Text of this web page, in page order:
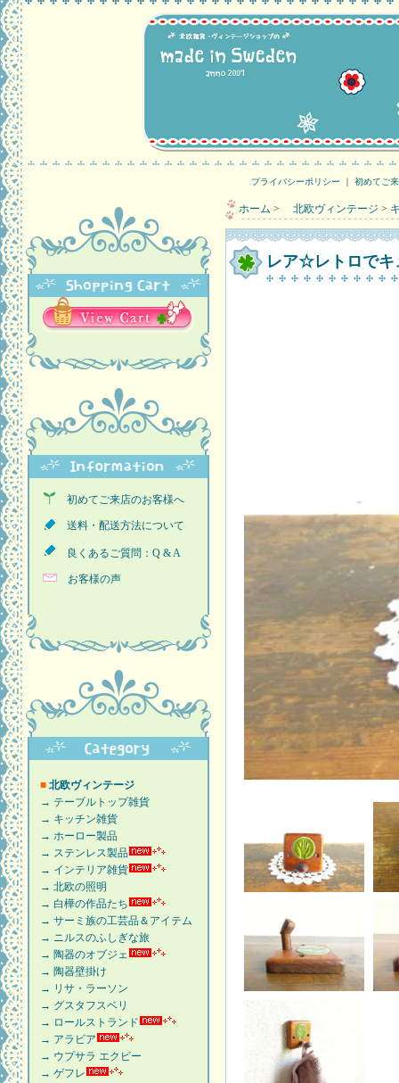
プライバシーポリシー ｜ 初めてご
初めてご来店のお客様へ
送料・配送方法について
良くあるご質問：Q & A
お客様の声
■ 北欧ヴィンテージ
→ テーブルトップ雑貨
→ キッチン雑貨
→ ホーロー製品
→ ステンレス製品
→ インテリア雑貨
→ 北欧の照明
→ 白樺の作品たち
→ サーミ族の工芸品＆アイテム
→ ニルスのふしぎな旅
→ 陶器のオブジェ
→ 陶器壁掛け
→ リサ・ラーソン
→ グスタフスベリ
→ ロールストランド
→ アラビア
→ ウプサラ エクビー
→ ゲフレ
ホーム > 北欧ヴィンテージ >
レア☆レトロでキ